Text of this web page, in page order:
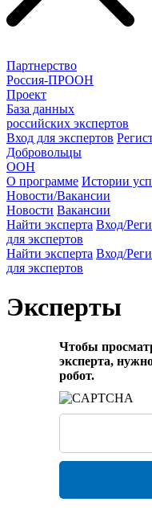
Партнерство
Россия-ПРООН
Проект
База данных
российских экспертов
Вход для экспертов
Добровольцы
ООН
О программе Истории
Новости/Вакансии
Новости Вакансии
Найти эксперта Вход/
для экспертов
Найти эксперта Вход/
для экспертов
Эксперты
Чтобы
эксперта,
робот.